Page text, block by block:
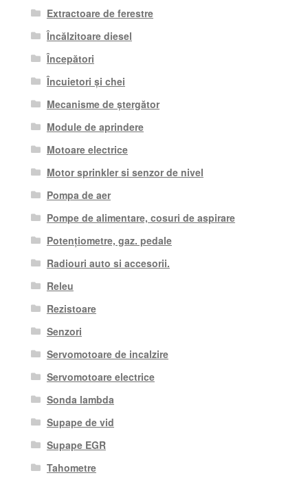
Extractoare de ferestre
Încălzitoare diesel
Începători
Încuietori și chei
Mecanisme de ștergător
Module de aprindere
Motoare electrice
Motor sprinkler si senzor de nivel
Pompa de aer
Pompe de alimentare, cosuri de aspirare
Potențiometre, gaz. pedale
Radiouri auto si accesorii.
Releu
Rezistoare
Senzori
Servomotoare de incalzire
Servomotoare electrice
Sonda lambda
Supape de vid
Supape EGR
Tahometre